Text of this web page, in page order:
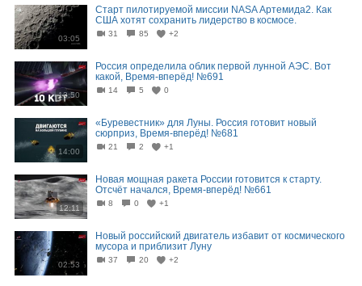
03:05
Старт пилотируемой миссии NASA Артемида2. Как
США хотят сохранить лидерство в космосе.
31 85 +2
13:50
Россия определила облик первой лунной АЭС. Вот
какой, Время-вперёд! №691
14 5 0
14:00
«Буревестник» для Луны. Россия готовит новый
сюрприз, Время-вперёд! №681
21 2 +1
12:11
Новая мощная ракета России готовится к старту.
Отсчёт начался, Время-вперёд! №661
8 0 +1
02:53
Новый российский двигатель избавит от космического
мусора и приблизит Луну
37 20 +2